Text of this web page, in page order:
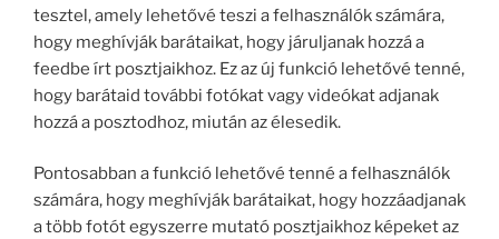
tesztel, amely lehetővé teszi a felhasználók számára,
hogy meghívják barátaikat, hogy járuljanak hozzá a
feedbe írt posztjaikhoz. Ez az új funkció lehetővé tenné,
hogy barátaid további fotókat vagy videókat adjanak
hozzá a posztodhoz, miután az élesedik.
Pontosabban a funkció lehetővé tenné a felhasználók
számára, hogy meghívják barátaikat, hogy hozzáadjanak
a több fotót egyszerre mutató posztjaikhoz képeket az